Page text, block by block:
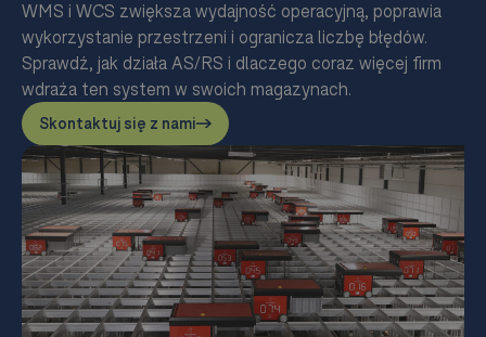
WMS i WCS zwiększa wydajność operacyjną, poprawia
wykorzystanie przestrzeni i ogranicza liczbę błędów.
Sprawdź, jak działa AS/RS i dlaczego coraz więcej firm
wdraża ten system w swoich magazynach.
Skontaktuj się z nami